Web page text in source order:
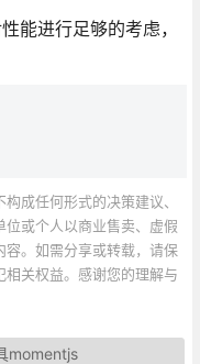
能进行足够的考虑，
成任何形式的决策建议、
或个人以商业售卖、虚假
容。如需分享或转载，请保
关权益。感谢您的理解与
momentjs